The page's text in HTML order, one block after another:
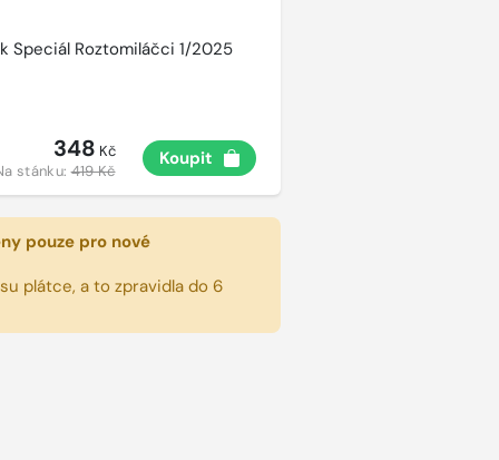
Speciál Roztomiláčci 1/2025
348 Kč
stánku:419 Kč
Koupit
pouze pro nové
plátce, a to zpravidla do 6